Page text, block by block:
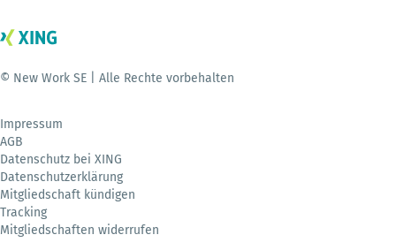
© New Work SE | Alle Rechte vorbehalten
Impressum
AGB
Datenschutz bei XING
Datenschutzerklärung
Mitgliedschaft kündigen
Tracking
Mitgliedschaften widerrufen